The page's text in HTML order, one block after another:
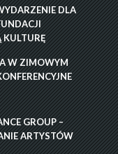
DLA
KULTURĘ
W ZIMOWYM
GROUP –
ARTYSTÓW